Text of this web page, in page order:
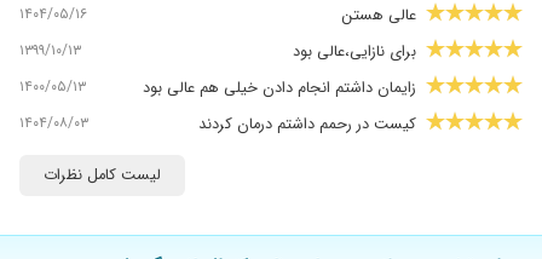
عالی هستن ۱۴۰۴/۰۵/۱۶
برای نازایی،عالی بود ۱۳۹۹/۱۰/۱۳
زایمان داشتم انجام دادن خیلی هم عالی بود ۱۴۰۰/۰۵/۱۳
کیست در رحمم داشتم درمان کردند ۱۴۰۴/۰۸/۰۳
لیست کامل نظرات